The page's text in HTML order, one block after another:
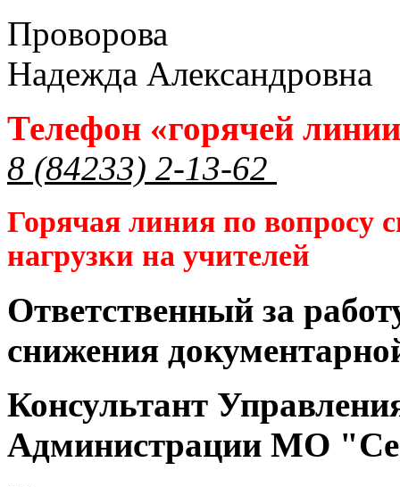
Проворова
Надежда Александровна
Телефон «горячей
8 (84233) 2-13-62
Горячая линия по вопросу
нагрузки на учителей
Ответственный за
снижения
Консультант
Администрации МО